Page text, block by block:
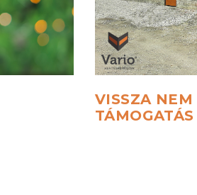
VISSZA NEM
TÁMOGATÁS